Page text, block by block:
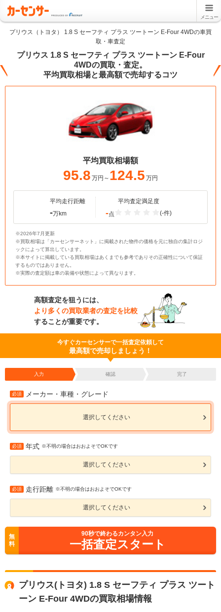
メニュー
プリウス（トヨタ） 1.8 S セーフティ プラス ツートーン E-Four 4WDの車買
取・車査定
プリウス 1.8 S セーフティ プラス ツートーン E-Four
4WDの買取・査定。
平均買取相場と最高額で売却するコツ
平均買取相場額
95.8 万円～ 124.5 万円
平均走行距離
-万km
平均査定満足度
-点 (-件)
※2026年7月更新
※買取相場は「カーセンサーネット」に掲載された物件の価格を元に独自の集計ロジ
ックによって算出しています。
※本サイトに掲載している買取相場はあくまでも参考でありその正確性について保証
するものではありません。
※実際の査定額は車の装備や状態によって異なります。
高額査定を狙うには、
より多くの買取業者の査定を比較
することが重要です。
今すぐカーセンサーで一括査定依頼して
最高額で売却しましょう！
入力 確認 完了
必須 メーカー・車種・グレード
選択してください
必須 年式 ※不明の場合はおおよそでOKです
選択してください
必須 走行距離 ※不明の場合はおおよそでOKです
選択してください
無
料
90秒で終わるカンタン入力
一括査定スタート
プリウス(トヨタ) 1.8 S セーフティ プラス ツート
ーン E-Four 4WDの買取相場情報